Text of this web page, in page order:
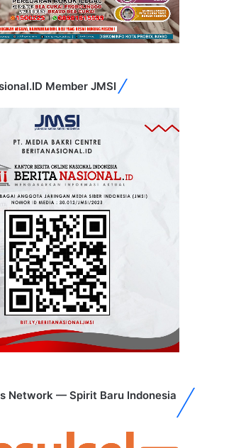
Member JMSI
Network — Spirit Baru Indonesia